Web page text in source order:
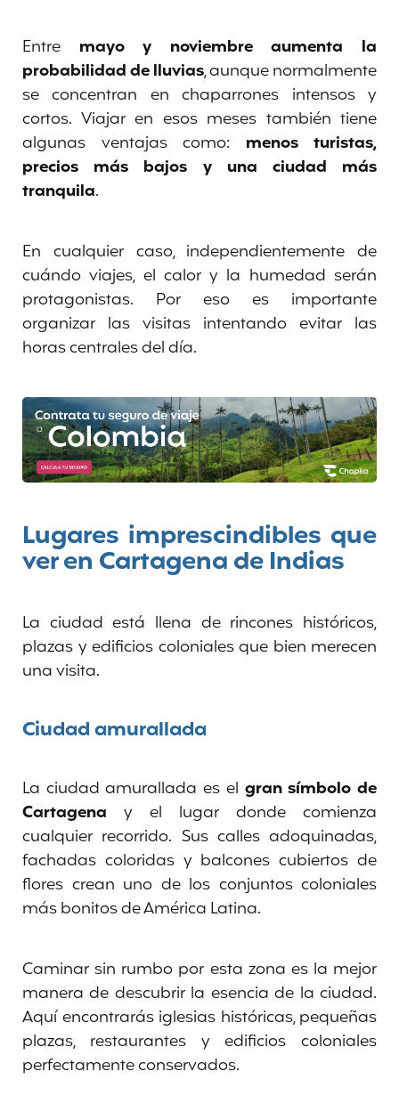
Entre mayo y noviembre aumenta la
probabilidad de lluvias, aunque normalmente
se concentran en chaparrones intensos y
cortos. Viajar en esos meses también tiene
algunas ventajas como: menos turistas,
precios más bajos y una ciudad más
tranquila.
En cualquier caso, independientemente de
cuándo viajes, el calor y la humedad serán
protagonistas. Por eso es importante
organizar las visitas intentando evitar las
horas centrales del día.
Lugares imprescindibles que
ver en Cartagena de Indias
La ciudad está llena de rincones históricos,
plazas y edificios coloniales que bien merecen
una visita.
Ciudad amurallada
La ciudad amurallada es el gran símbolo de
Cartagena y el lugar donde comienza
cualquier recorrido. Sus calles adoquinadas,
fachadas coloridas y balcones cubiertos de
flores crean uno de los conjuntos coloniales
más bonitos de América Latina.
Caminar sin rumbo por esta zona es la mejor
manera de descubrir la esencia de la ciudad.
Aquí encontrarás iglesias históricas, pequeñas
plazas, restaurantes y edificios coloniales
perfectamente conservados.